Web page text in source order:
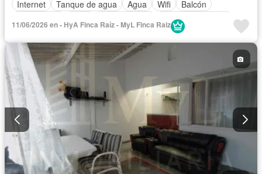
Internet
Tanque de agua Agua Wifi
Balcón
Permite mascotas
11/06/2026 en - HyA Finca Raíz - MyL Finca Raiz